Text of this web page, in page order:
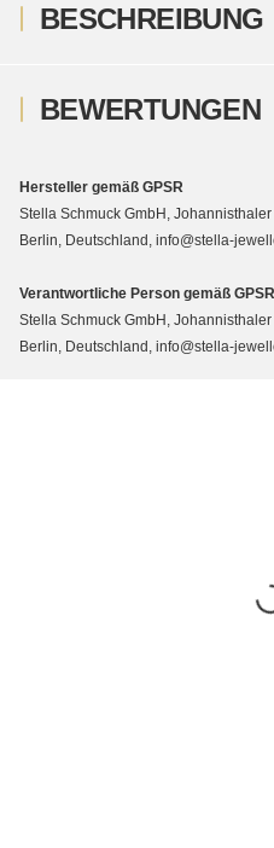
BESCHREIBUNG
BEWERTUNGEN
Hersteller gemäß GPSR
Stella Schmuck GmbH,
Berlin, Deutschland, info@stella-
Verantwortliche Person gemäß GPSR
Stella Schmuck GmbH,
Berlin, Deutschland, info@stella-